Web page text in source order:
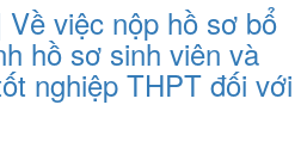
việc nộp hồ sơ bổ
hồ sơ sinh viên và
nghiệp THPT đối với